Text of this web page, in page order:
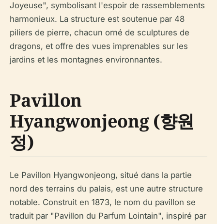
Joyeuse", symbolisant l'espoir de rassemblements
harmonieux. La structure est soutenue par 48
piliers de pierre, chacun orné de sculptures de
dragons, et offre des vues imprenables sur les
jardins et les montagnes environnantes.
Pavillon
Hyangwonjeong (향원
정)
Le Pavillon Hyangwonjeong, situé dans la partie
nord des terrains du palais, est une autre structure
notable. Construit en 1873, le nom du pavillon se
traduit par "Pavillon du Parfum Lointain", inspiré par